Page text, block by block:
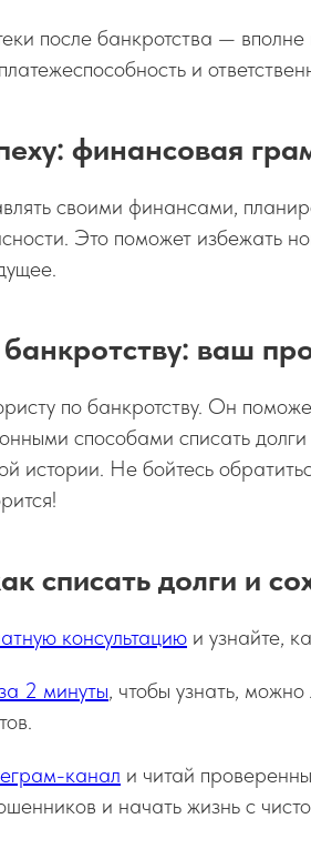
после банкротства —
и
финансовая
своими финансами,
Это поможет избежать
ваш
по банкротству. Он
способами списать
истории. Не бойтесь
списать долги и
консультацию и узнайте,
2 минуты, чтобы узнать,
канал и читай
и начать жизнь с